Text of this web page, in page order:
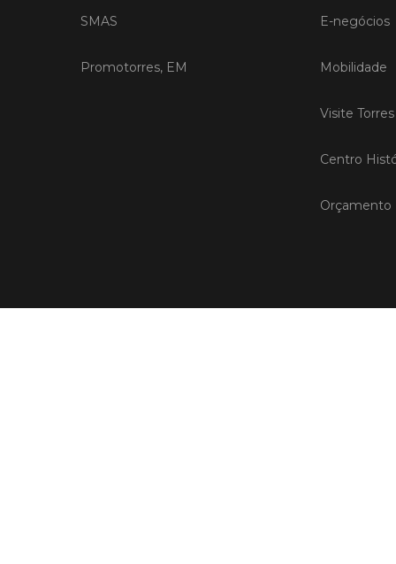
SMAS
Promotorres, EM
E-negócios
Mobilidade
Visite
Centro
Orçamento